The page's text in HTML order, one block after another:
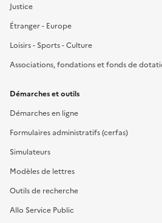
Justice
Étranger - Europe
Loisirs - Sports - Culture
Associations, fondations et fonds de
Démarches et outils
Démarches en ligne
Formulaires administratifs (cerfas)
Simulateurs
Modèles de lettres
Outils de recherche
Allo Service Public